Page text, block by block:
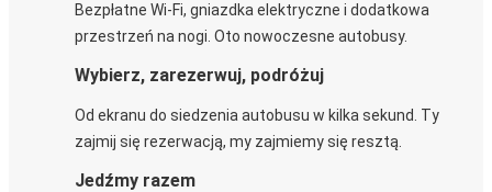
Bezpłatne Wi-Fi, gniazdka elektryczne i dodatkowa
przestrzeń na nogi. Oto nowoczesne autobusy.
Wybierz, zarezerwuj, podróżuj
Od ekranu do siedzenia autobusu w kilka sekund. Ty
zajmij się rezerwacją, my zajmiemy się resztą.
Jedźmy razem